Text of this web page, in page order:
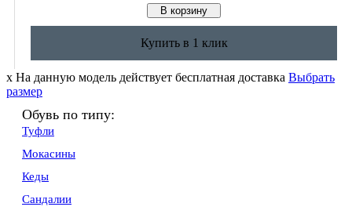
Купить в 1 клик
x На данную модель действует бесплатная доставка Выбрать
размер
Обувь по типу:
Туфли
Мокасины
Кеды
Сандалии